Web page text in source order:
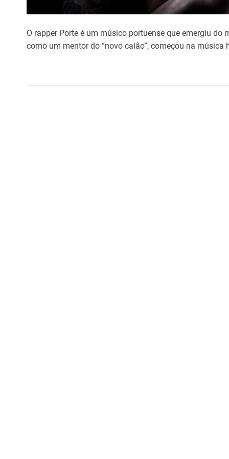
O rapper Porte é um músico portuense que emergiu do
como um mentor do “novo calão”, começou na música